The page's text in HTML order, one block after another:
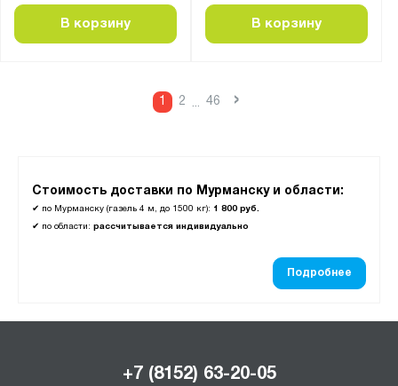
Стоимость доставки по Мурманску и области:
✔ по Мурманску (газель 4 м, до 1500 кг): 1 800 руб.
✔ по области: рассчитывается индивидуально
Подробнее
В корзину В корзину
1 2 ... 46 ›
ПНК-КП
ПНО
+7 (8152) 63-20-05